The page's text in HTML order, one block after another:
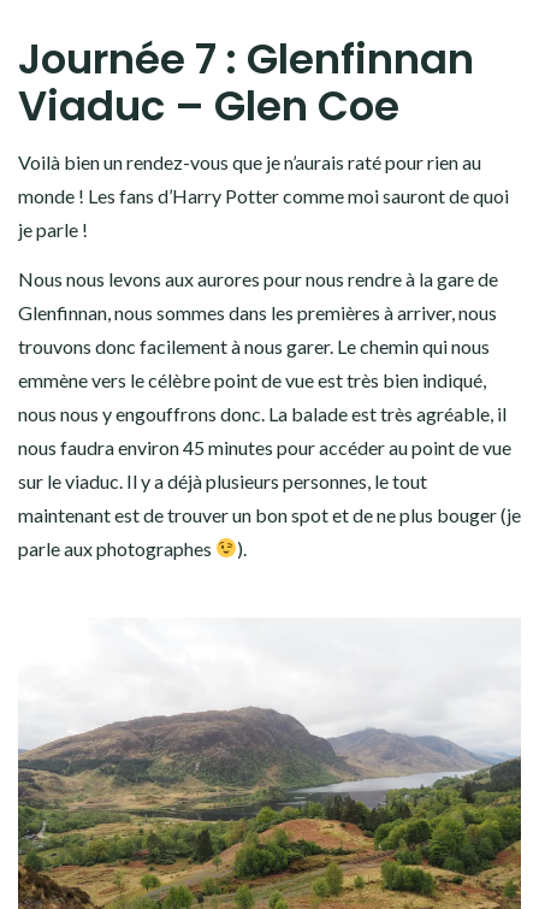
Journée 7 : Glenfinnan
Viaduc – Glen Coe
Voilà bien un rendez-vous que je n’aurais raté pour rien au
monde ! Les fans d’Harry Potter comme moi sauront de quoi
je parle !
Nous nous levons aux aurores pour nous rendre à la gare de
Glenfinnan, nous sommes dans les premières à arriver, nous
trouvons donc facilement à nous garer. Le chemin qui nous
emmène vers le célèbre point de vue est très bien indiqué,
nous nous y engouffrons donc. La balade est très agréable, il
nous faudra environ 45 minutes pour accéder au point de vue
sur le viaduc. Il y a déjà plusieurs personnes, le tout
maintenant est de trouver un bon spot et de ne plus bouger (je
parle aux photographes
).